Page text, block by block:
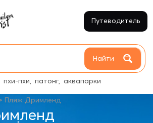
Найти
пхи-пхи патонг аквапарки
Путеводитель
Пляж Дримленд